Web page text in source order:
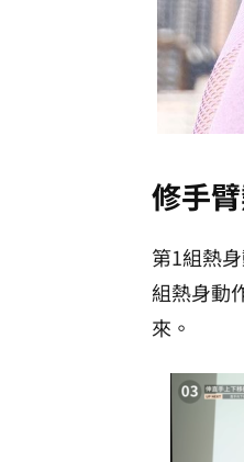
修手
第1組熱
組熱身動
來。